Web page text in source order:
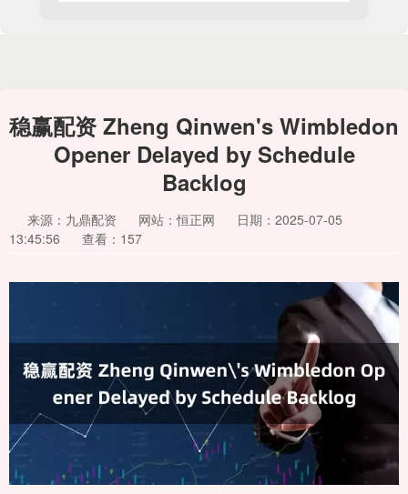
稳赢配资 Zheng Qinwen's Wimbledon
Opener Delayed by Schedule
Backlog
来源：九鼎配资 网站：恒正网
日期：2025-07-05
13:45:56
查看：157